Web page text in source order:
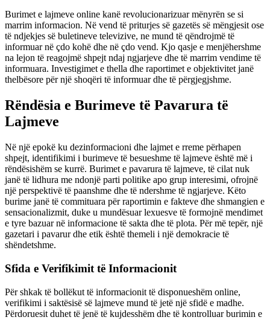
Burimet e lajmeve online kanë revolucionarizuar mënyrën se si
marrim informacion. Në vend të priturjes së gazetës së mëngjesit ose
të ndjekjes së buletineve televizive, ne mund të qëndrojmë të
informuar në çdo kohë dhe në çdo vend. Kjo qasje e menjëhershme
na lejon të reagojmë shpejt ndaj ngjarjeve dhe të marrim vendime të
informuara. Investigimet e thella dhe raportimet e objektivitet janë
thelbësore për një shoqëri të informuar dhe të përgjegjshme.
Rëndësia e Burimeve të Pavarura të
Lajmeve
Në një epokë ku dezinformacioni dhe lajmet e rreme përhapen
shpejt, identifikimi i burimeve të besueshme të lajmeve është më i
rëndësishëm se kurrë. Burimet e pavarura të lajmeve, të cilat nuk
janë të lidhura me ndonjë parti politike apo grup interesimi, ofrojnë
një perspektivë të paanshme dhe të ndershme të ngjarjeve. Këto
burime janë të commituara për raportimin e fakteve dhe shmangien e
sensacionalizmit, duke u mundësuar lexuesve të formojnë mendimet
e tyre bazuar në informacione të sakta dhe të plota. Për më tepër, një
gazetari i pavarur dhe etik është themeli i një demokracie të
shëndetshme.
Sfida e Verifikimit të Informacionit
Për shkak të bollëkut të informacionit të disponueshëm online,
verifikimi i saktësisë së lajmeve mund të jetë një sfidë e madhe.
Përdoruesit duhet të jenë të kujdesshëm dhe të kontrolluar burimin e